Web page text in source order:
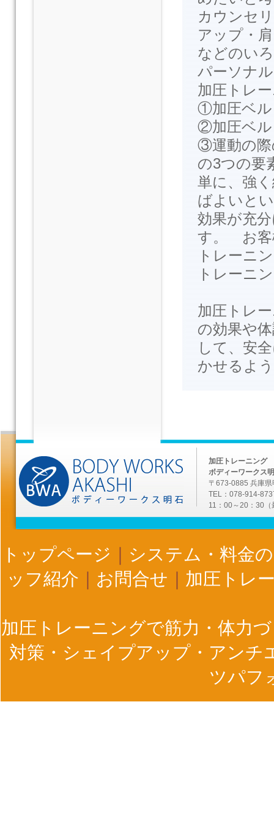
カウンセ
アップ・
などのい
パーソナ
加圧トレ
①加圧ベル
②加圧ベル
③運動の際
の3つの要
単に、強
ばよいと
効果が充
す。 お客
トレーニ
トレーニ
加圧トレ
の効果や
して、安
かせるよ
加圧トレーニング
ボディーワークス
〒673-0885 兵庫
TEL：078-914-
11：00～20：30（
トップページ ｜ システム・料金
ッフ紹介 ｜ お問合せ ｜ 加圧トレ
加圧トレーニングで筋力・体力
対策・シェイプアップ・アンチ
ツパフ